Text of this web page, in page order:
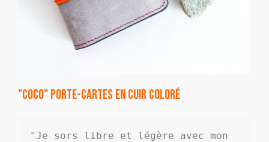
"Coco" porte-cartes en cuir coloré
"Je sors libre et légère avec mon